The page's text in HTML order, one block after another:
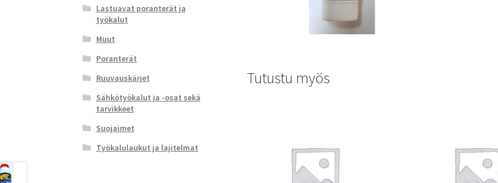
Tutustu myös
Lastuavat poranterät ja
työkalut
Muut
Poranterät
Ruuvauskärjet
Sähkötyökalut ja -osat sekä
tarvikkeet
Suojaimet
Työkalulaukut ja lajitelmat